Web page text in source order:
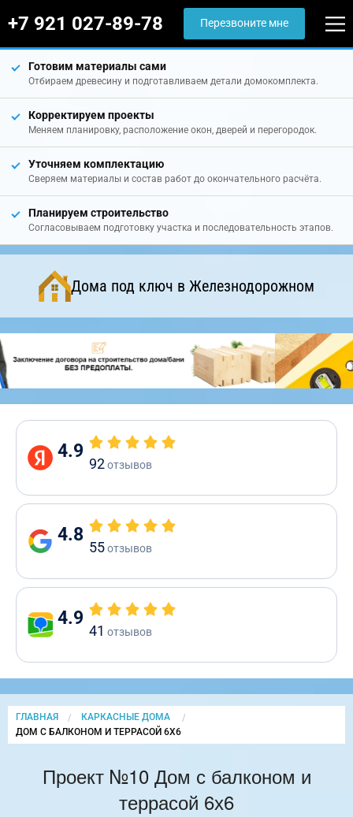
+7 921 027-89-78 Перезвоните мне
Готовим материалы сами
Отбираем древесину и подготавливаем детали домокомплекта.
Корректируем проекты
Меняем планировку, расположение окон, дверей и перегородок.
Уточняем комплектацию
Сверяем материалы и состав работ до окончательного расчёта.
Планируем строительство
Согласовываем подготовку участка и последовательность этапов.
Дома под ключ в Железнодорожном
4.9
92отзывов
4.8
55отзывов
4.9
41 отзывов
ГЛАВНАЯ
КАРКАСНЫЕ ДОМА
CURRENT:
ДОМ С БАЛКОНОМ И ТЕРРАСОЙ 6Х6
Проект №10 Дом с балконом и
террасой 6х6